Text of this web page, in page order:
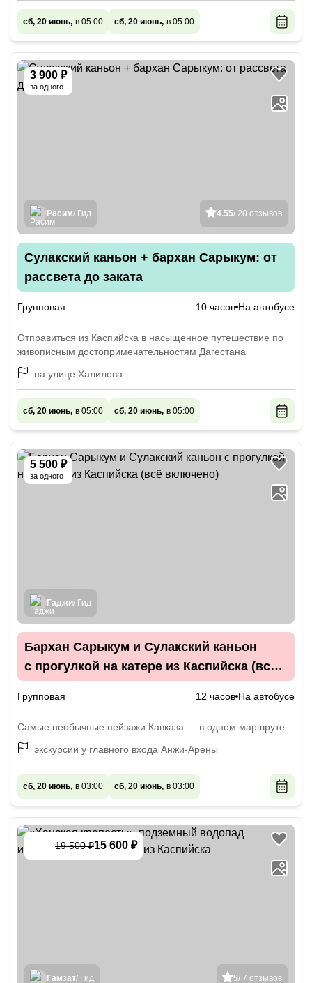
сб, 20 июнь, в 05:00 сб, 20 июнь, в 05:00
3 900 ₽
за одного
4.55/ 20 отзывов
Расим/ Гид
Сулакский каньон + бархан Сарыкум: от
рассвета до заката
Групповая 10 часов На автобусе
Отправиться из Каспийска в насыщенное путешествие по
живописным достопримечательностям Дагестана
на улице Халилова
сб, 20 июнь, в 05:00 сб, 20 июнь, в 05:00
5 500 ₽
за одного
Гаджи/ Гид
Бархан Сарыкум и Сулакский каньон
с прогулкой на катере из Каспийска (всё
Групповая 12 часов На автобусе
Самые необычные пейзажи Кавказа — в одном маршруте
экскурсии у главного входа Анжи-Арены
сб, 20 июнь, в 03:00 сб, 20 июнь, в 03:00
19 500 ₽15 600 ₽
5/ 7 отзывов
Гамзат/ Гид